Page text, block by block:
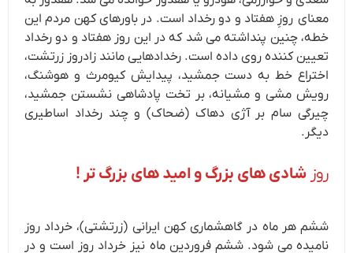
معنای روزِ هفتاد و دو رخداد است. در باورهای کهن مردم این
خطه، چنین پنداشته می شد که در این روز هفتاد و دو رخداد
تعیین کننده روی داده است. رخدادهایی مانند زادروز زرتشت،
اختراع خط به دست جمشید، پیدایش کیومرث و هوشنگ،
رویش مشی و مشیانه، بر تخت پادشاهی نشستن جمشید،
چیرگی سام بر آژی دهاک (ضحاک) و چند رخداد اساطیری
دیگر.
روز شادی های بزرگ و امید های بزرگ تر !
ششم هر ماه در گاهشماری کهن ایرانی (زرتشتی)، خرداد روز
نامیده می شود. ششم فروردین ماه نیز خرداد روز است و در